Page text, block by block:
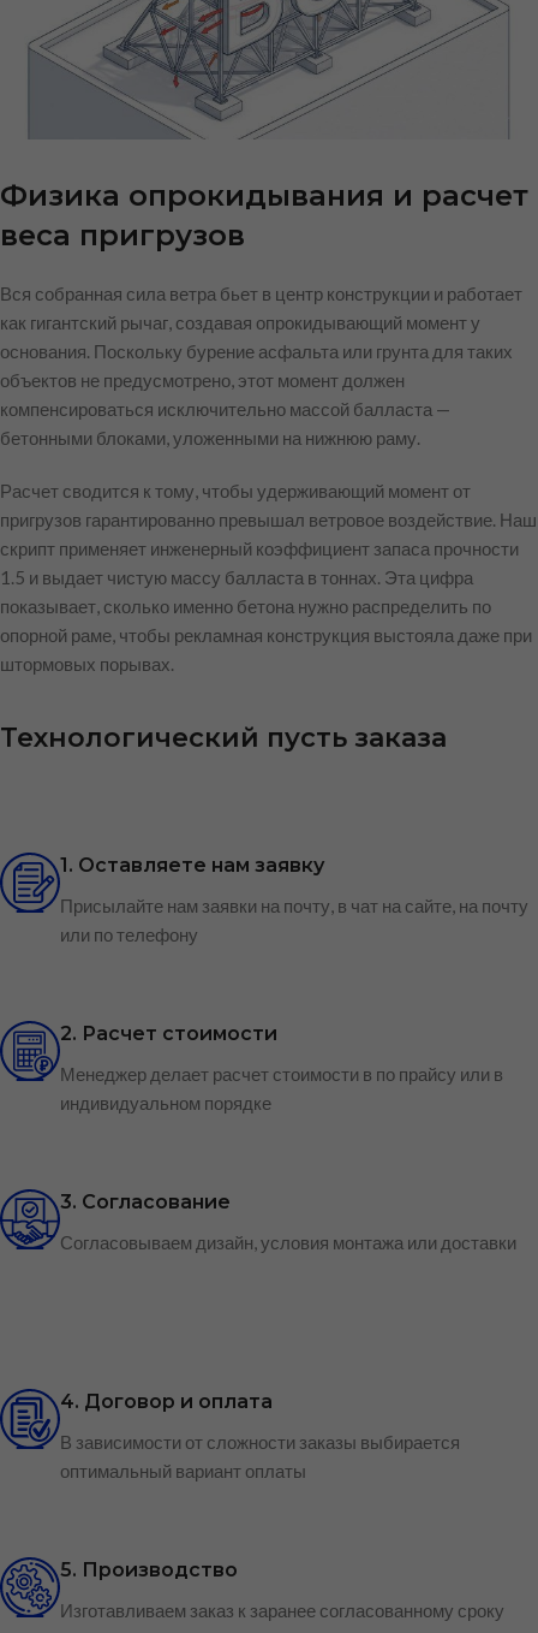
Физика опрокидывания и расчет
веса пригрузов
Вся собранная сила ветра бьет в центр конструкции и работает
как гигантский рычаг, создавая опрокидывающий момент у
основания. Поскольку бурение асфальта или грунта для таких
объектов не предусмотрено, этот момент должен
компенсироваться исключительно массой балласта —
бетонными блоками, уложенными на нижнюю раму.
Расчет сводится к тому, чтобы удерживающий момент от
пригрузов гарантированно превышал ветровое воздействие. Наш
скрипт применяет инженерный коэффициент запаса прочности
1.5 и выдает чистую массу балласта в тоннах. Эта цифра
показывает, сколько именно бетона нужно распределить по
опорной раме, чтобы рекламная конструкция выстояла даже при
штормовых порывах.
Технологический пусть заказа
1. Оставляете нам заявку
Присылайте нам заявки на почту, в чат на сайте, на почту
или по телефону
2. Расчет стоимости
Менеджер делает расчет стоимости в по прайсу или в
индивидуальном порядке
3. Согласование
Согласовываем дизайн, условия монтажа или доставки
4. Договор и оплата
В зависимости от сложности заказы выбирается
оптимальный вариант оплаты
5. Производство
Изготавливаем заказ к заранее согласованному сроку